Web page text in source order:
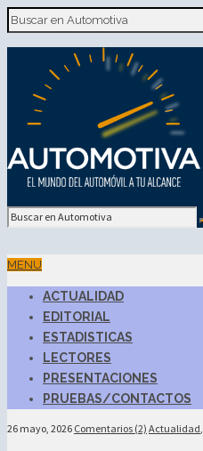
MENU
ACTUALIDAD
EDITORIAL
ESTADISTICAS
LECTORES
PRESENTACIONES
PRUEBAS/CONTACTOS
26 mayo, 2026 Comentarios (2) Actualidad,